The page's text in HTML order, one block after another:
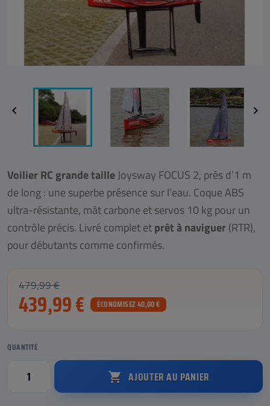
 
Voilier RC grande tailleJoysway FOCUS 2, près d’1 m
de long : une superbe présence sur l’eau. Coque ABS
ultra-résistante, mât carbone et servos 10 kg pour un
contrôle précis. Livré complet etprêt à naviguer(RTR),
pour débutants comme confirmés.
479,99 €
439,99 € ÉCONOMISEZ 40,00 €
QUANTITÉ
 AJOUTER AU PANIER